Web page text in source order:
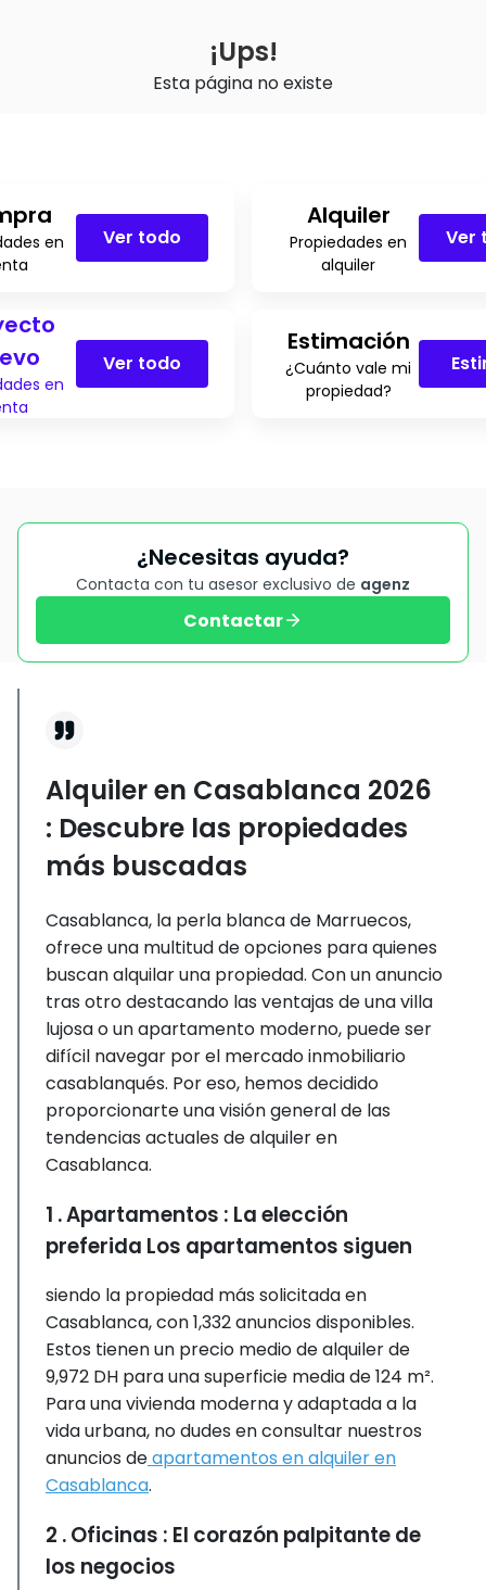
¡Ups!
Esta página no existe
en
Ver todo
Alquiler
Propiedades en
alquiler
Ver
en
Ver todo
Estimación
¿Cuánto vale mi
propiedad?
¿Necesitas ayuda?
Contacta con tu asesor exclusivo de agenz
Contactar
Alquiler en Casablanca 2026
: Descubre las propiedades
más buscadas
Casablanca, la perla blanca de Marruecos,
ofrece una multitud de opciones para quienes
buscan alquilar una propiedad. Con un anuncio
tras otro destacando las ventajas de una villa
lujosa o un apartamento moderno, puede ser
difícil navegar por el mercado inmobiliario
casablanqués. Por eso, hemos decidido
proporcionarte una visión general de las
tendencias actuales de alquiler en
Casablanca.
1 . Apartamentos : La elección
preferida Los apartamentos siguen
siendo la propiedad más solicitada en
Casablanca, con 1,332 anuncios disponibles.
Estos tienen un precio medio de alquiler de
9,972 DH para una superficie media de 124 m².
Para una vivienda moderna y adaptada a la
vida urbana, no dudes en consultar nuestros
anuncios deapartamentos en alquiler en
Casablanca.
2 . Oficinas : El corazón palpitante de
los negocios